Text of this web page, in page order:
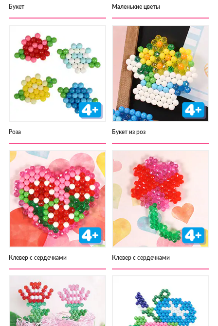
Букет Маленькие цветы
Роза Букет из роз
Клевер с сердечками Клевер с сердечками